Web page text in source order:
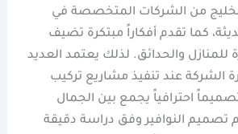
من الشركات المتخصصة في
كما تقدم أفكاراً مبتكرة تضيف
والحدائق. لذلك يعتمد العديد
الشركة عند تنفيذ مشاريع تركيب
احترافياً يجمع بين الجمال
تصميم النوافير وفق دراسة دقيقة